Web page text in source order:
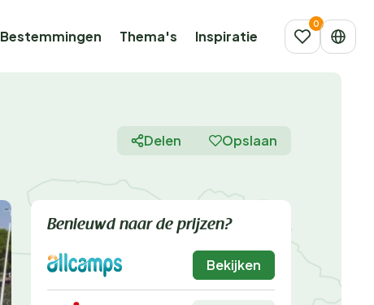
Bestemmingen Thema's Inspiratie
Delen Opslaan
Benieuwd naar de prijzen?
Bekijken